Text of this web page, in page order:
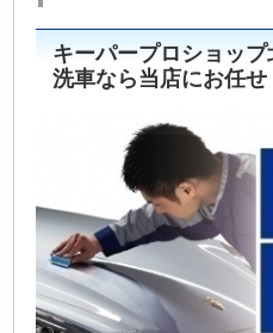
キーパープロショッ
洗車なら当店にお任せ